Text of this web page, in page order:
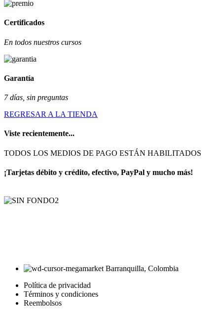
Certificados
En todos nuestros cursos
Garantía
7 días, sin preguntas
REGRESAR A LA TIENDA
Viste recientemente...
TODOS LOS MEDIOS DE PAGO ESTÁN HABILITADOS
¡Tarjetas débito y crédito, efectivo, PayPal y mucho más!
Barranquilla, Colombia
Política de privacidad
Términos y condiciones
Reembolsos